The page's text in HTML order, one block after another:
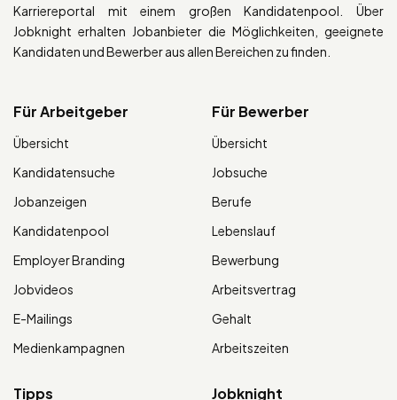
Karriereportal mit einem großen Kandidatenpool. Über
Jobknight erhalten Jobanbieter die Möglichkeiten, geeignete
Kandidaten und Bewerber aus allen Bereichen zu finden.
Für Arbeitgeber
Übersicht
Kandidatensuche
Jobanzeigen
Kandidatenpool
Employer Branding
Jobvideos
E-Mailings
Medienkampagnen
Für Bewerber
Übersicht
Jobsuche
Berufe
Lebenslauf
Bewerbung
Arbeitsvertrag
Gehalt
Arbeitszeiten
Tipps Jobknight